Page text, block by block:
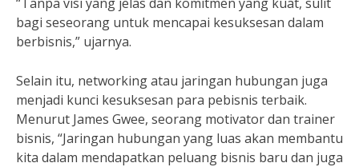
bagi seseorang untuk mencapai kesuksesan dalam
berbisnis,” ujarnya.
Selain itu, networking atau jaringan hubungan juga
menjadi kunci kesuksesan para pebisnis terbaik.
Menurut James Gwee, seorang motivator dan trainer
bisnis, “Jaringan hubungan yang luas akan membantu
kita dalam mendapatkan peluang bisnis baru dan juga